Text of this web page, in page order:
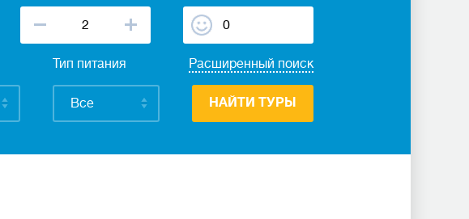
Тип питания
Все
Расширенный поиск
НАЙТИ ТУРЫ